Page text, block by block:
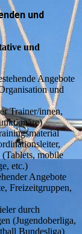
und
und
Angebote
und
Trainer/innen,
mobile
etc.)
Angebote
Freizeitgruppen,
durch
(Jugendoberliga,
Bundesliga)